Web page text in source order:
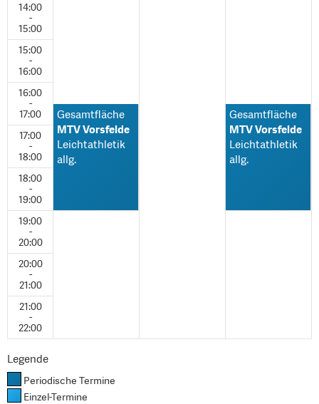
14:00
-
15:00
15:00
-
16:00
16:00
-
17:00
17:00
-
18:00
18:00
-
19:00
19:00
-
20:00
20:00
-
21:00
21:00
-
22:00
Gesamtfläche
MTV Vorsfelde
Leichtathletik
allg.
Gesamtfläche
MTV Vorsfelde
Leichtathletik
allg.
Legende
Periodische Termine
Einzel-Termine